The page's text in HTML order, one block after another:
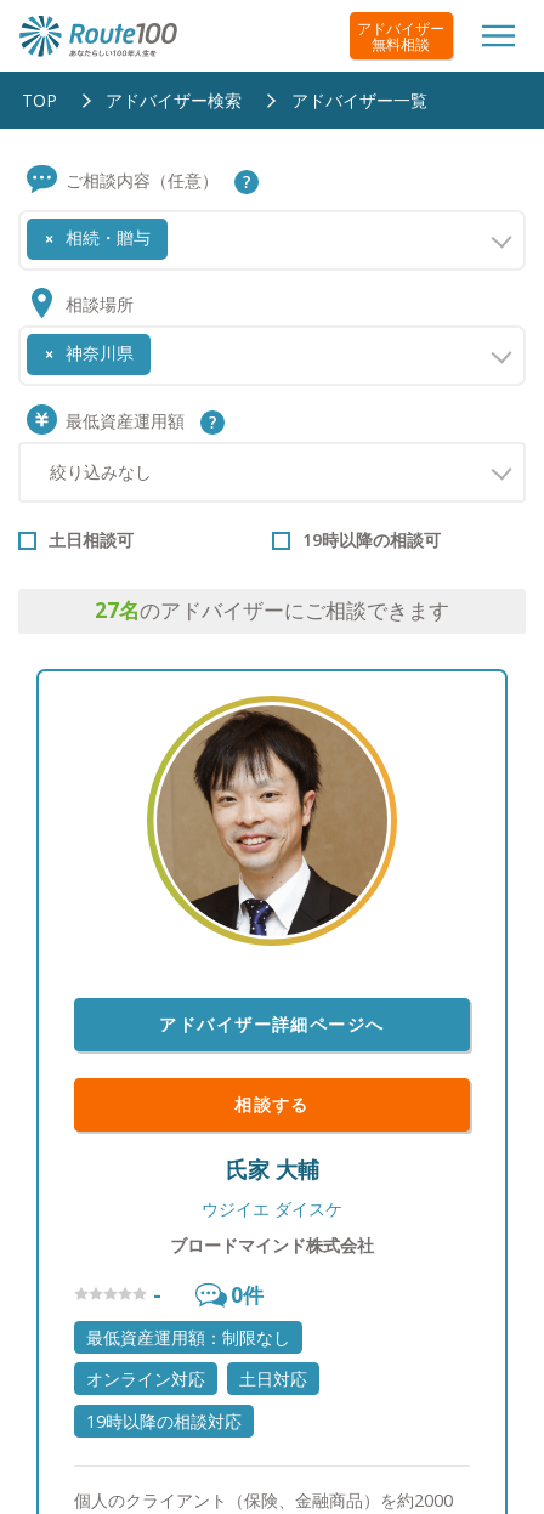
アドバイザー
無料相談
TOP アドバイザー検索 アドバイザー一覧
ご相談内容（任意）
× 相続・贈与
相談場所
× 神奈川県
最低資産運用額
土日相談可 19時以降の相談可
27名のアドバイザーにご相談できます
アドバイザー詳細ページへ
相談する
氏家 大輔
ウジイエ ダイスケ
ブロードマインド株式会社
- 0件
最低資産運用額：制限なし
オンライン対応
土日対応
19時以降の相談対応
個人のクライアント（保険、金融商品）を約2000